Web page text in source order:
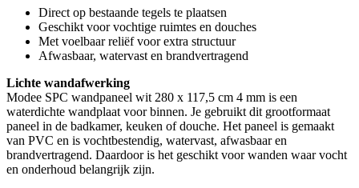
Direct op bestaande tegels te plaatsen
Geschikt voor vochtige ruimtes en douches
Met voelbaar reliëf voor extra structuur
Afwasbaar, watervast en brandvertragend
Lichte wandafwerking
Modee SPC wandpaneel wit 280 x 117,5 cm 4 mm is een
waterdichte wandplaat voor binnen. Je gebruikt dit grootformaat
paneel in de badkamer, keuken of douche. Het paneel is gemaakt
van PVC en is vochtbestendig, watervast, afwasbaar en
brandvertragend. Daardoor is het geschikt voor wanden waar vocht
en onderhoud belangrijk zijn.